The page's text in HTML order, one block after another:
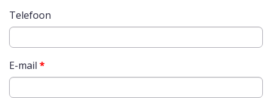
Telefoon
E-mail *